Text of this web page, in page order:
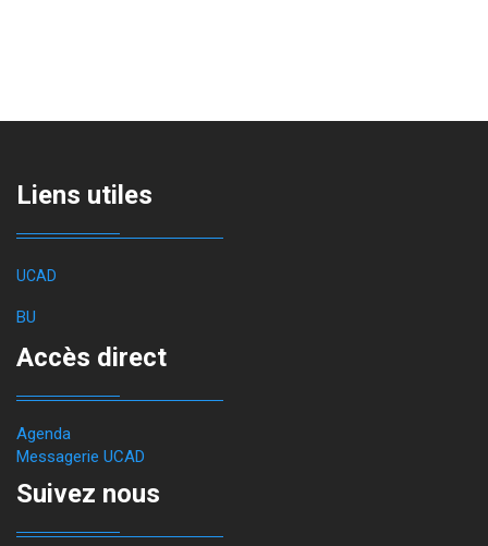
Liens utiles
UCAD
BU
Accès direct
Agenda
Messagerie UCAD
Suivez nous